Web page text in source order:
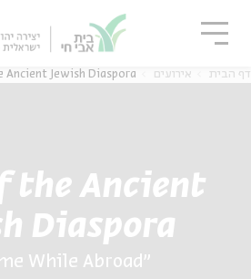
דף הבית אירועים Ancient Jewish Diaspora
the Ancient
Diaspora
"At Home While Abroad"
סגור